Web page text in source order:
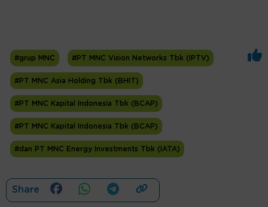
#grup MNC #PT MNC Vision Networks Tbk (IPTV)
#PT MNC Asia Holding Tbk (BHIT)
#PT MNC Kapital Indonesia Tbk (BCAP)
#PT MNC Kapital Indonesia Tbk (BCAP)
#dan PT MNC Energy Investments Tbk (IATA)
Share